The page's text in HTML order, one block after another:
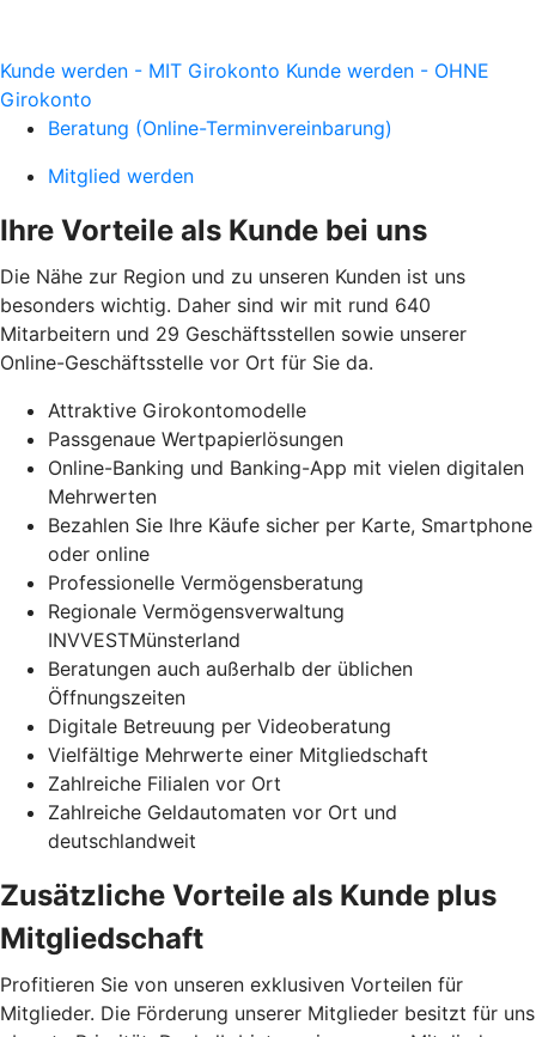
Kunde werden - MIT Girokonto Kunde werden - OHNE
Girokonto
Beratung (Online-Terminvereinbarung)
Mitglied werden
Ihre Vorteile als Kunde bei uns
Die Nähe zur Region und zu unseren Kunden ist uns
besonders wichtig. Daher sind wir mit rund 640
Mitarbeitern und 29 Geschäftsstellen sowie unserer
Online-Geschäftsstelle vor Ort für Sie da.
Attraktive Girokontomodelle
Passgenaue Wertpapierlösungen
Online-Banking und Banking-App mit vielen digitalen
Mehrwerten
Bezahlen Sie Ihre Käufe sicher per Karte, Smartphone
oder online
Professionelle Vermögensberatung
Regionale Vermögensverwaltung
INVVESTMünsterland
Beratungen auch außerhalb der üblichen
Öffnungszeiten
Digitale Betreuung per Videoberatung
Vielfältige Mehrwerte einer Mitgliedschaft
Zahlreiche Filialen vor Ort
Zahlreiche Geldautomaten vor Ort und
deutschlandweit
Zusätzliche Vorteile als Kunde plus
Mitgliedschaft
Profitieren Sie von unseren exklusiven Vorteilen für
Mitglieder. Die Förderung unserer Mitglieder besitzt für uns